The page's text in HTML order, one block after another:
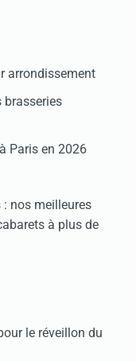
arrondissement
brasseries
Paris en 2026
: nos meilleures
à plus de
le réveillon du